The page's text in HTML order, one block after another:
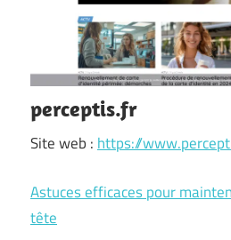
perceptis.fr
Site web : https://
Astuces efficaces pour
tête